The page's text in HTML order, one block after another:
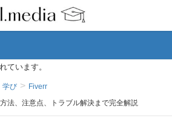
ています。
学び
Fiverr
法、注意点、トラブル解決まで完全解説